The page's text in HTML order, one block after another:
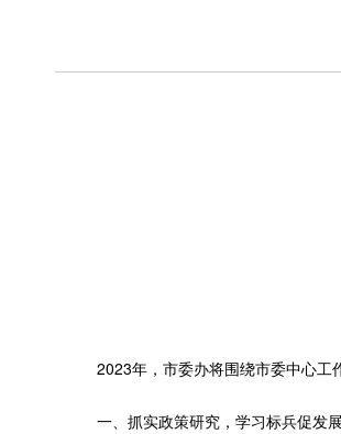
2023年，市委办将围绕市委中心工作
一、抓实政策研究，学习标兵促发展